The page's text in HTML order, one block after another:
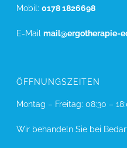
Mobil:0178 1826698
E-Mailmail@ergotherapie-
ÖFFNUNGSZEITEN
Montag – Freitag: 08:30 –
Wir behandeln Sie bei